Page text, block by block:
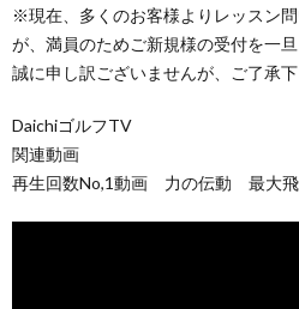
※現在、多くのお客様よりレッスン
が、満員のためご新規様の受付を一
誠に申し訳ございませんが、ご了承下
DaichiゴルフTV
関連動画
再生回数No,1動画 力の伝動 最大飛